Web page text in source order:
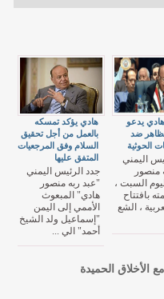
هادي يؤكد تمسكه
بالعمل من أجل تحقيق
السلام وفق المرجعيات
المتفق عليها
جدد الرئيس اليمني
"عبد ربه منصور
هادي" المبعوث
الأممي إلى اليمن
"إسماعيل ولد الشيخ
أحمد" الي ...
يدعو
ضد
الحوثية
اليمني
منصور
السبت ،
بافتتاح
، الشع
الأخلاق الحميدة